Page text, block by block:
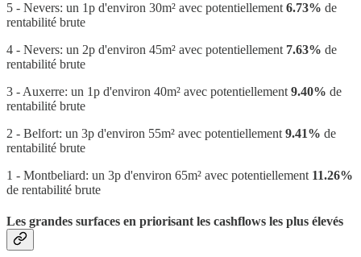
5 - Nevers: un 1p d'environ 30m² avec potentiellement 6.73% de
rentabilité brute
4 - Nevers: un 2p d'environ 45m² avec potentiellement 7.63% de
rentabilité brute
3 - Auxerre: un 1p d'environ 40m² avec potentiellement 9.40% de
rentabilité brute
2 - Belfort: un 3p d'environ 55m² avec potentiellement 9.41% de
rentabilité brute
1 - Montbeliard: un 3p d'environ 65m² avec potentiellement 11.26%
de rentabilité brute
Les grandes surfaces en priorisant les cashflows les plus élevés